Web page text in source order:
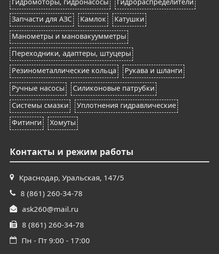
Запчасти для АЗС
Камлок
Катушки
Манометры и мановакуумметры
Переходники, адаптеры, штуцеры
Резинометаллические кольца
Рукава и шланги
Ручные насосы
Силиконовые патрубки
Системы смазки
Уплотнения гидравлические
Фитинги
Хомуты
Контакты и режим работы
Краснодар, Уральская, 147/5
8 (861) 260-34-78
ask260@mail.ru
8 (861) 260-34-78
Пн - Пт 9:00 - 17:00